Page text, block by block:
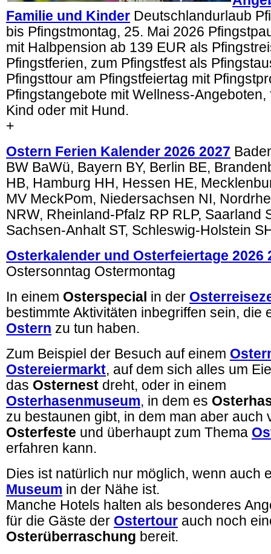
Familie und Kinder Deutschlandurlaub
bis Pfingstmontag, 25. Mai 2026
mit Halbpension ab 139 EUR als
Pfingstferien, zum Pfingstfest als
Pfingsttour am Pfingstfeiertag mit
Pfingstangebote mit Wellness-Angeboten,
Kind oder mit Hund.
+
Ostern Ferien Kalender 2026 2027
BW BaWü, Bayern BY, Berlin BE,
HB, Hamburg HH, Hessen HE,
MV MeckPom, Niedersachsen NI,
NRW, Rheinland-Pfalz RP RLP, Saarland
Sachsen-Anhalt ST, Schleswig-Holstein
Osterkalender und Osterfeiertage 2026
Ostersonntag Ostermontag
In einem Osterspecial in der
bestimmte Aktivitäten inbegriffen sein, die
Ostern zu tun haben.
Zum Beispiel der Besuch auf einem
Ostereiermarkt, auf dem sich alles um
das Osternest dreht, oder in einem
Osterhasenmuseum, in dem es
zu bestaunen gibt, in dem man aber auch
Osterfeste und überhaupt zum Thema
erfahren kann.
Dies ist natürlich nur möglich, wenn auch
Museum in der Nähe ist.
Manche Hotels halten als besonderes
für die Gäste der Ostertour auch noch
Osterüberraschung bereit.